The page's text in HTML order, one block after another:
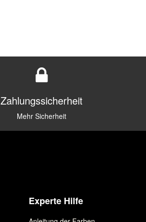
Zahlungssicherheit
Mehr Sicherheit
Experte Hilfe